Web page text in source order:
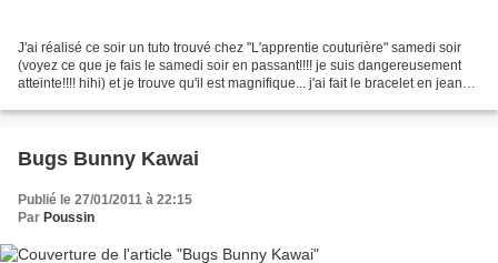
J'ai réalisé ce soir un tuto trouvé chez "L'apprentie couturière" samedi soir
(voyez ce que je fais le samedi soir en passant!!!! je suis dangereusement
atteinte!!!! hihi) et je trouve qu'il est magnifique... j'ai fait le bracelet en jeans
Bugs Bunny Kawai
Publié le 27/01/2011 à 22:15
Par Poussin